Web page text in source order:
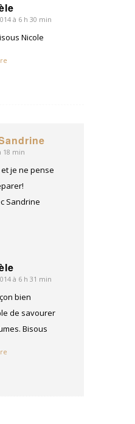
à 6 h 30 min
Nicole
18 min
et je ne pense
Sandrine
à 6 h 31 min
bien
de savourer
Bisous